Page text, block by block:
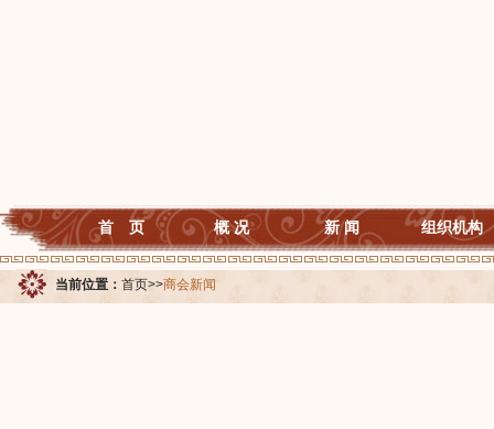
首 页 概 况 新 闻 组织机构
当前位置： 首页>>商会新闻